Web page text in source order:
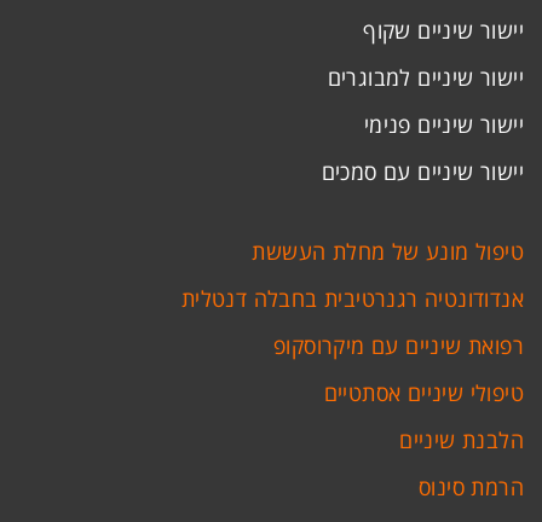
יישור שיניים שקוף
יישור שיניים למבוגרים
יישור שיניים פנימי
יישור שיניים עם סמכים
טיפול מונע של מחלת העששת
אנדודונטיה רגנרטיבית בחבלה דנטלית
רפואת שיניים עם מיקרוסקופ
טיפולי שיניים אסתטיים
הלבנת שיניים
הרמת סינוס